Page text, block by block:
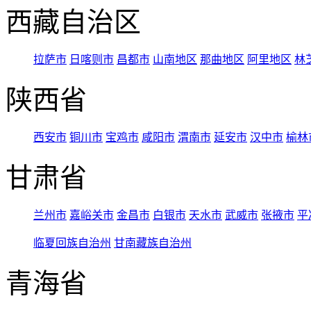
西藏自治区
拉萨市 日喀则市 昌都市 山南地区 那曲地区 阿里地区 林
陕西省
西安市 铜川市 宝鸡市 咸阳市 渭南市 延安市 汉中市 榆林
甘肃省
兰州市 嘉峪关市 金昌市 白银市 天水市 武威市 张掖市 平
临夏回族自治州 甘南藏族自治州
青海省